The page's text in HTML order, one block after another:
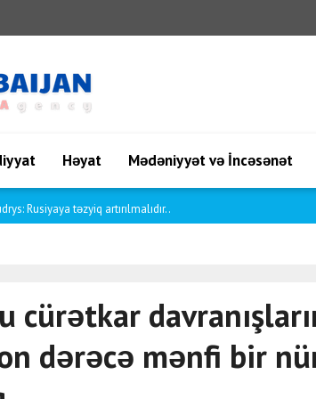
Həyat Mədəniyyət və İncəsənət
WorldPride ilk dəfə Amsterdamda ..
cürətkar
dərəcə mənfi bir